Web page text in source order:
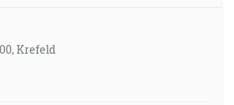
Krefeld